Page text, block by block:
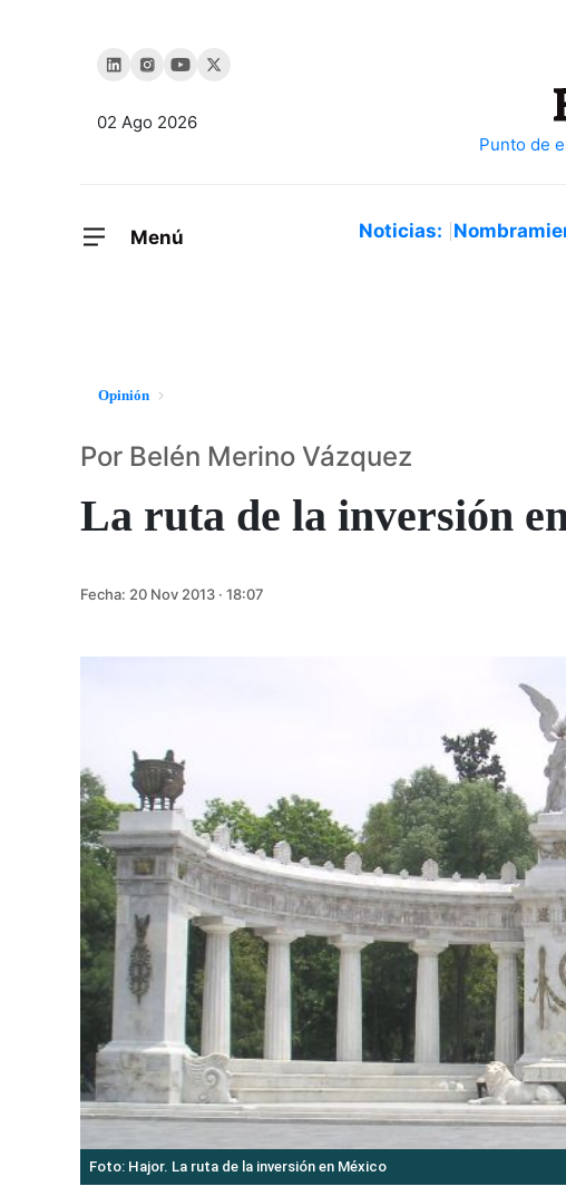
02 Ago 2026
Menú Noticias:
Opinión
La ruta de la inversión
Por Belén Merino Vázquez
Fecha: 20 Nov 2013 · 18:07
Foto: Hajor. La ruta de la inversión en México